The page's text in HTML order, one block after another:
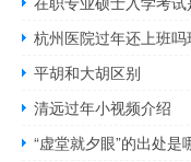
杭州医院过年还上班吗
平胡和大胡区别
清远过年小视频介绍
“虚堂就夕眼”的出处是